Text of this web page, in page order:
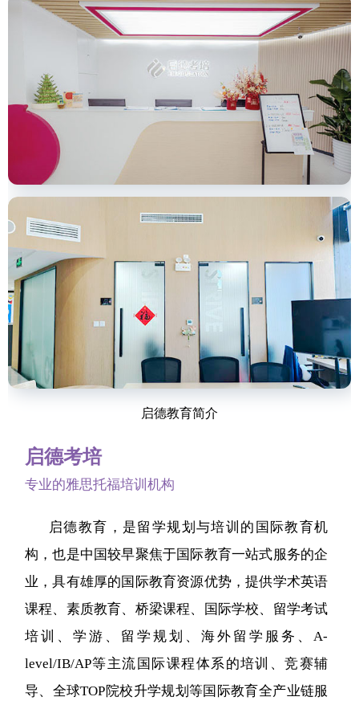
启德教育简介
启德考培
专业的雅思托福培训机构
启德教育，是留学规划与培训的国际教育机
构，也是中国较早聚焦于国际教育一站式服务的企
业，具有雄厚的国际教育资源优势，提供学术英语
课程、素质教育、桥梁课程、国际学校、留学考试
培训、学游、留学规划、海外留学服务、A-
level/IB/AP等主流国际课程体系的培训、竞赛辅
导、全球TOP院校升学规划等国际教育全产业链服